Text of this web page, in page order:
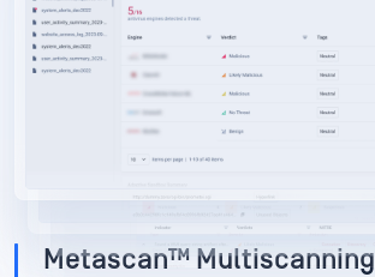
Metascan™ Multiscanning
MetaDefender Cloud